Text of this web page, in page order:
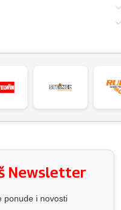
Newsletter
ponude i novosti